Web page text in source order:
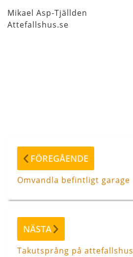
Mikael Asp-Tjällden
Attefallshus.se
Föregående
inlägg
FÖREGÅENDE
Omvandla befintligt garage
Nästa
inlägg
NÄSTA
Takutsprång på attefallshus